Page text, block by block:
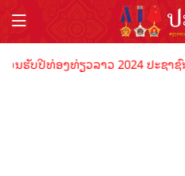
ນຮັບປີທ່ອງທ່ຽວລາວ 2024 ປະຊາ